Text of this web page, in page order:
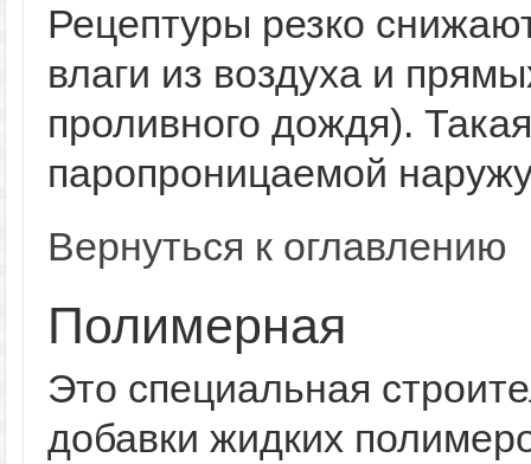
Рецептуры резко
влаги из воздуха и
проливного дождя).
паропроницаемой
Вернуться к оглавлению
Полимерная
Это специальная
добавки жидких